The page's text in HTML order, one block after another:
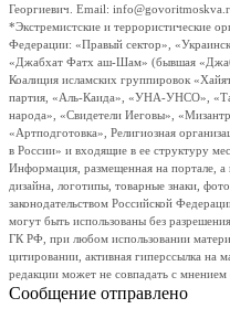
Георгиевич. Email:
*Экстремистские и террористические
Федерации: «Правый сектор»,
«Джабхат Фатх аш-Шам» (бывшая
Коалиция исламских группировок
партия, «Аль-Каида», «УНА-УНСО»,
народа», «Свидетели Иеговы»,
«Артподготовка», Религиозная
в России» и входящие в ее структуру
Информация, размещенная на портале,
дизайна, логотипы, товарные знаки,
законодательством Российской
могут быть использованы без
ГК РФ, при любом использовании
цитировании, активная гиперссылка на
редакции может не совпадать с мнением
Сообщение отправлено